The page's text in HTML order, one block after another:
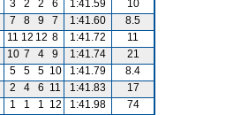
3 2 2 6 1:41.59
10
7 8 9 7 1:41.60
8.5
11 12 12 8 1:41.72
11
10 7 4 9 1:41.74
21
5 5 5 10 1:41.79
8.4
2 4 6 11 1:41.83
17
1 1 1 12 1:41.98 74